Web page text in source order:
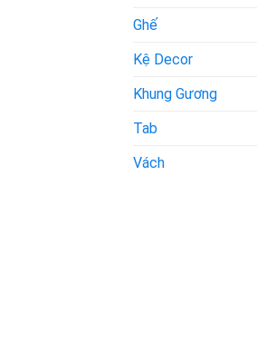
Ghế
Kệ Decor
Khung Gương
Tab
Vách